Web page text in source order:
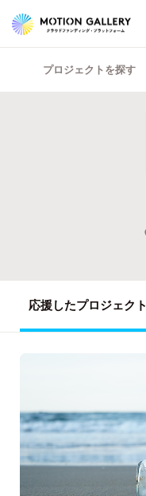
プロジェクトを探す
応援したプロジェクト